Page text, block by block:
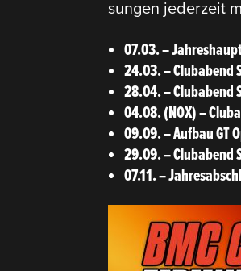
sungen jederzeit
07.03. –
24.03. – Clubabend
28.04. – Clubabend
04.08. (NOX) –
09.09. – Aufbau GT
29.09. – Clubabend
07.11. –